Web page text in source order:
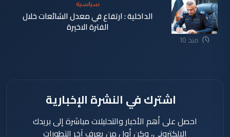
منذ 10
سياسية
الداخلية : ارتفاع في معدل الشائعات خلال
الفترة الاخيرة
اشترك في النشرة الإخبارية
احصل على أهم الأخبار والتحليلات مباشرة إلى بريدك
الإلكتروني، وكن أول من يعرف آخر التطورات